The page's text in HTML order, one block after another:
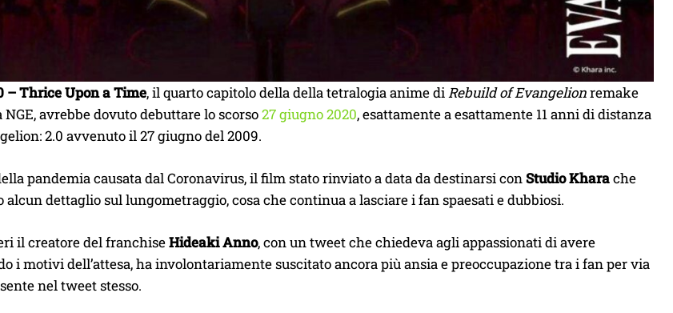
– Thrice Upon a Time, il quarto capitolo della della tetralogia anime diRebuild of Evangelionremake
avrebbe dovuto debuttare lo scorso27 giugno 2020, esattamente a esattamente 11 anni di distanza
2.0 avvenuto il 27 giugno del 2009.
pandemia causata dal Coronavirus, il film stato rinviato a data da destinarsi conStudio Kharache
dettaglio sul lungometraggio, cosa che continua a lasciare i fan spaesati e dubbiosi.
il creatore del franchiseHideaki Anno, con un tweet che chiedeva agli appassionati di avere
i motivi dell’attesa, ha involontariamente suscitato ancora più ansia e preoccupazione tra i fan per via
nel tweet stesso.